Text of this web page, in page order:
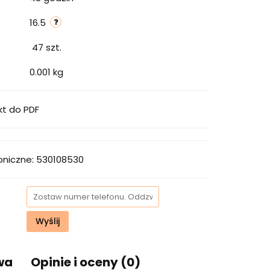
16.5
47 szt.
0.001 kg
do PDF
530108530
Wyślij
Opinie i oceny (0)